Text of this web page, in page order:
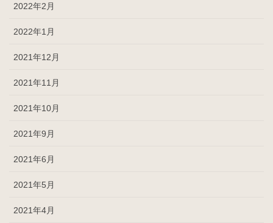
2022年2月
2022年1月
2021年12月
2021年11月
2021年10月
2021年9月
2021年6月
2021年5月
2021年4月